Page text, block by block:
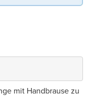
mit Handbrause zu